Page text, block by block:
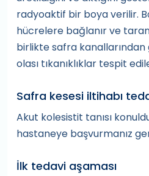
radyoaktif bir boya verilir.
hücrelere bağlanır ve
birlikte safra kanallarından
olası tıkanıklıklar tespit
Safra kesesi iltihabı
Akut kolesistit tanısı
hastaneye başvurmanız
İlk tedavi aşaması